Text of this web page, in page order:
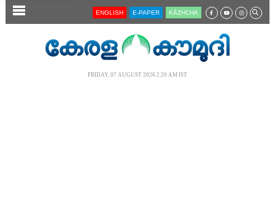
SECTIONS ENGLISH E-PAPER KĀZHCHA
FRIDAY, 07 AUGUST 2026 2.20 AM IST